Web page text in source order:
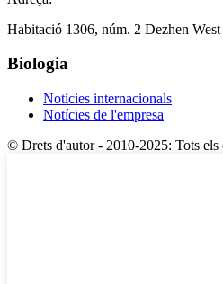
Habitació 1306, núm. 2 Dezhen
Biologia
Notícies internacionals
Notícies de l'empresa
© Drets d'autor - 2010-2025: Tots els